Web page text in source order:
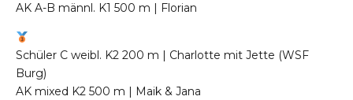
AK A-B männl. K1 500 m | Florian
Schüler C weibl. K2 200 m | Charlotte mit Jette (WSF
Burg)
AK mixed K2 500 m | Maik & Jana